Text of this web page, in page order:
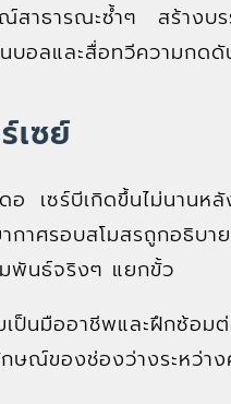
าธารณะซ้ำๆ สร้างบร
บอลและสื่อทวีความกดดั
เซย์
อ เซร์บีเกิดขึ้นไม่นานห
กาศรอบสโมสรถูกอธิบ
พันธ์จริงๆ แยกขั้ว
ป็นมืออาชีพและฝึกซ้อม
ษณ์ของช่องว่างระหว่า